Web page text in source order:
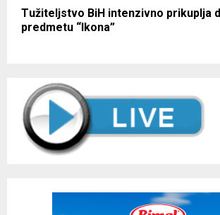
Тužiteljstvo BiH intenzivno prikuplja
predmetu “Ikona”